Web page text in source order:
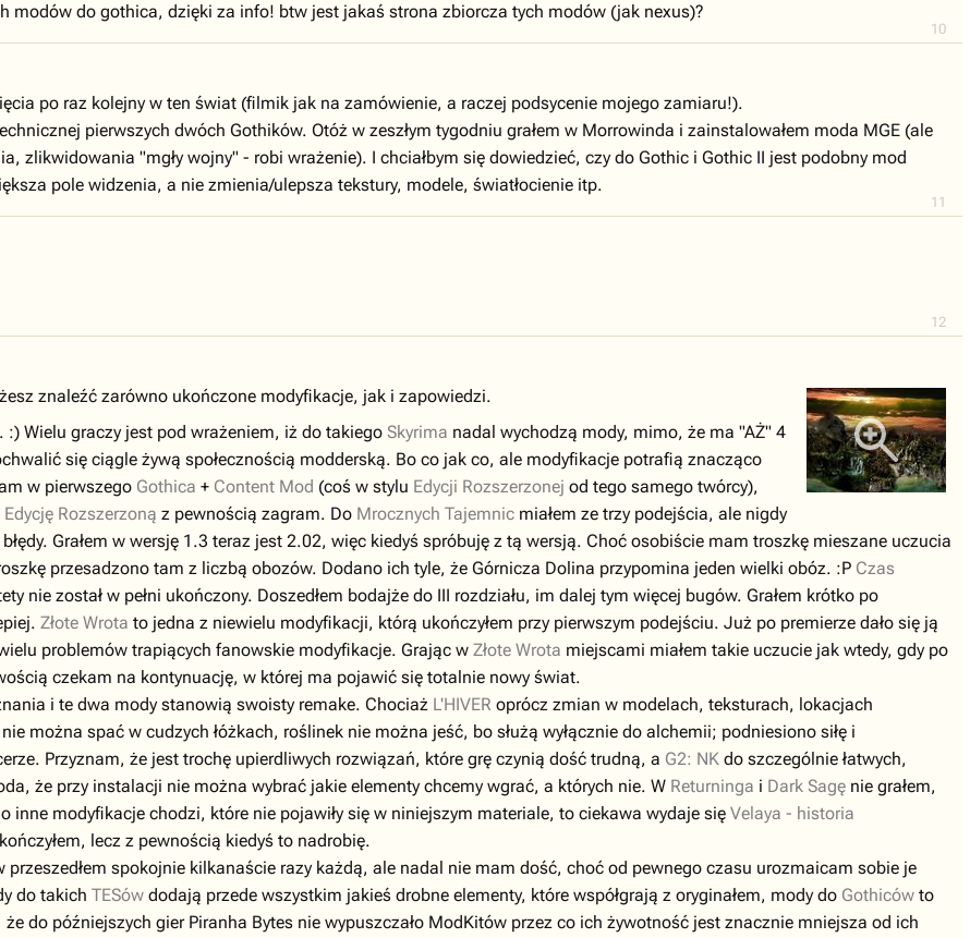
10
modów do gothica, dzięki za info! btw jest jakaś strona zbiorcza tych modów (jak nexus)?
11
po raz kolejny w ten świat (filmik jak na zamówienie, a raczej podsycenie mojego zamiaru!).
pierwszych dwóch Gothików. Otóż w zeszłym tygodniu grałem w Morrowinda i zainstalowałem moda MGE (ale
zlikwidowania "mgły wojny" - robi wrażenie). I chciałbym się dowiedzieć, czy do Gothic i Gothic II jest podobny mod
pole widzenia, a nie zmienia/ulepsza tekstury, modele, światłocienie itp.
12
znaleźć zarówno ukończone modyfikacje, jak i zapowiedzi.
Wielu graczy jest pod wrażeniem, iż do takiego Skyrima nadal wychodzą mody, mimo, że ma "AŻ" 4
się ciągle żywą społecznością modderską. Bo co jak co, ale modyfikacje potrafią znacząco
w pierwszego Gothica + Content Mod (coś w stylu Edycji Rozszerzonej od tego samego twórcy),
Edycję Rozszerzoną z pewnością zagram. Do Mrocznych Tajemnic miałem ze trzy podejścia, ale nigdy
Grałem w wersję 1.3 teraz jest 2.02, więc kiedyś spróbuję z tą wersją. Choć osobiście mam troszkę mieszane uczucia
przesadzono tam z liczbą obozów. Dodano ich tyle, że Górnicza Dolina przypomina jeden wielki obóz. :P Czas
nie został w pełni ukończony. Doszedłem bodajże do III rozdziału, im dalej tym więcej bugów. Grałem krótko po
Złote Wrota to jedna z niewielu modyfikacji, którą ukończyłem przy pierwszym podejściu. Już po premierze dało się ją
problemów trapiących fanowskie modyfikacje. Grając w Złote Wrota miejscami miałem takie uczucie jak wtedy, gdy po
czekam na kontynuację, w której ma pojawić się totalnie nowy świat.
i te dwa mody stanowią swoisty remake. Chociaż L'HIVER oprócz zmian w modelach, teksturach, lokacjach
można spać w cudzych łóżkach, roślinek nie można jeść, bo służą wyłącznie do alchemii; podniesiono siłę i
Przyznam, że jest trochę upierdliwych rozwiązań, które grę czynią dość trudną, a G2: NK do szczególnie łatwych,
że przy instalacji nie można wybrać jakie elementy chcemy wgrać, a których nie. W Returninga i Dark Sagę nie grałem,
inne modyfikacje chodzi, które nie pojawiły się w niniejszym materiale, to ciekawa wydaje się Velaya - historia
lecz z pewnością kiedyś to nadrobię.
przeszedłem spokojnie kilkanaście razy każdą, ale nadal nie mam dość, choć od pewnego czasu urozmaicam sobie je
do takich TESów dodają przede wszystkim jakieś drobne elementy, które współgrają z oryginałem, mody do Gothiców to
do późniejszych gier Piranha Bytes nie wypuszczało ModKitów przez co ich żywotność jest znacznie mniejsza od ich